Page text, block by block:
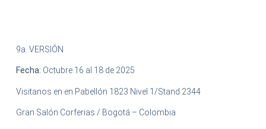
9a. VERSIÓN
Fecha: Octubre 16 al 18 de 2025
Visitanos en en Pabellón 1823 Nivel 1/Stand 2344
Gran Salón Corferias / Bogotá – Colombia